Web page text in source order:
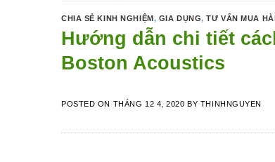
CHIA SẺ KINH NGHIỆM, GIA DỤNG,TƯ VẤN MUA
Hướng dẫn chi tiết
Boston Acoustics
POSTED ON THÁNG 12 4, 2020 BY THINHNGUYEN